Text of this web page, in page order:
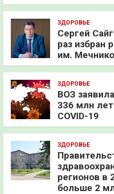
ЗДОРОВЬЕ
Сергей
раз избран
им.
ЗДОРОВЬЕ
ВОЗ
336 млн
COVID-19
ЗДОРОВЬЕ
регионов в
больше 2